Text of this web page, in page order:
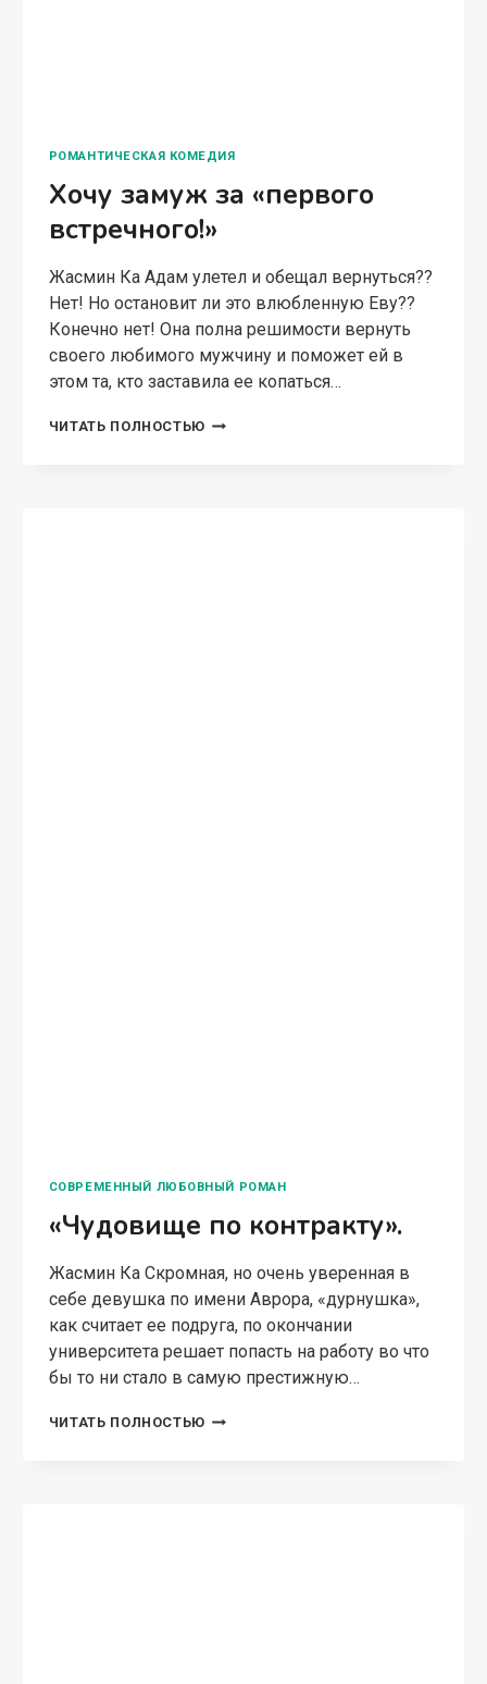
РОМАНТИЧЕСКАЯ КОМЕДИЯ
Хочу замуж за «первого
встречного!»
Жасмин Ка Адам улетел и обещал вернуться??
Нет! Но остановит ли это влюбленную Еву??
Конечно нет! Она полна решимости вернуть
своего любимого мужчину и поможет ей в
этом та, кто заставила ее копаться…
ЧИТАТЬ ПОЛНОСТЬЮ ХОЧУ
СОВРЕМЕННЫЙ ЛЮБОВНЫЙ РОМАН
«Чудовище по контракту».
Жасмин Ка Скромная, но очень уверенная в
себе девушка по имени Аврора, «дурнушка»,
как считает ее подруга, по окончании
университета решает попасть на работу во что
бы то ни стало в самую престижную…
ЧИТАТЬ ПОЛНОСТЬЮ «ЧУДОВИЩЕ